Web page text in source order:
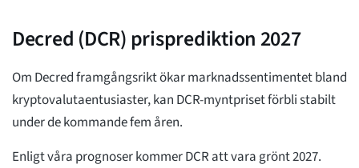
Decred (DCR) prisprediktion 2027
Om Decred framgångsrikt ökar marknadssentimentet bland
kryptovalutaentusiaster, kan DCR-myntpriset förbli stabilt
under de kommande fem åren.
Enligt våra prognoser kommer DCR att vara grönt 2027.